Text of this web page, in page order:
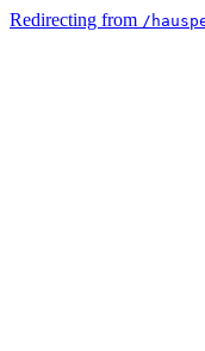
Redirecting from /